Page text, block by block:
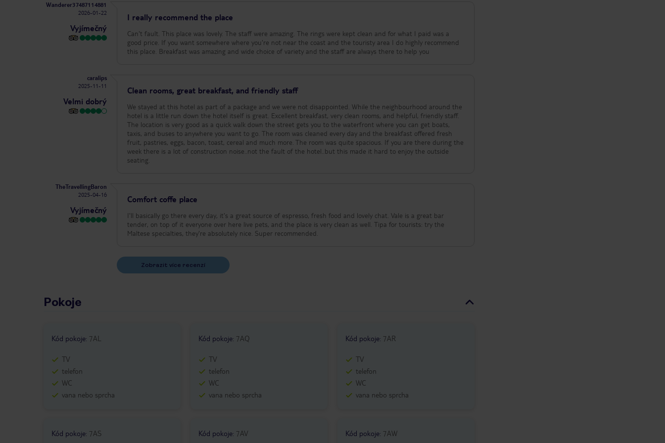
Wanderer37487114881
2026-01-22
Vyjímečný
I really recommend the place
Can't fault. This place was lovely. The staff were amazing. The rings were kept clean and for what I paid was a
good price. If you want somewhere where you're not near the coast and the touristy area I do highly recommend
this place. Breakfast was amazing and wide choice of variety and the staff are always there to help you
caralips
2025-11-11
Velmi dobrý
Clean rooms, great breakfast, and friendly staff
We stayed at this hotel as part of a package and we were not disappointed. While the neighbourhood around the
hotel is a little run down the hotel itself is great. Excellent breakfast, very clean rooms, and helpful, friendly staff.
The location is very good as a quick walk down the street gets you to the waterfront where you can get boats,
taxis, and buses to anywhere you want to go. The room was cleaned every day and the breakfast offered fresh
fruit, pastries, eggs, bacon, toast, cereal and much more. The room was quite spacious. If you are there during the
week there is a lot of construction noise..not the fault of the hotel..but this made it hard to enjoy the outside
seating.
TheTravellingBaron
2025-04-16
Vyjímečný
Comfort coffe place
I'll basically go there every day, it's a great source of espresso, fresh food and lovely chat. Vale is a great bar
tender, on top of it everyone over here live pets, and the place is very clean as well. Tipa for tourists: try the
Maltese specialties, they're absolutely nice. Super recommended.
Zobrazit více recenzí
Pokoje
Kód pokoje: 7AL
TV
telefon
WC
vana nebo sprcha
Kód pokoje: 7AQ
TV
telefon
WC
vana nebo sprcha
Kód pokoje: 7AR
TV
telefon
WC
vana nebo sprcha
Kód pokoje: 7AS Kód pokoje: 7AV Kód pokoje: 7AW